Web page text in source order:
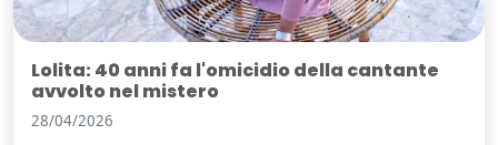
Lolita: 40 anni fa l'omicidio della cantante
avvolto nel mistero
28/04/2026